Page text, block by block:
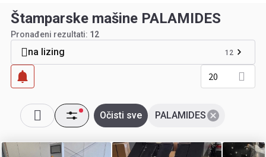
Štamparske mašine PALAMIDES
Pronađeni rezultati: 12
na lizing 12
20
PALAMIDES
Očisti sve